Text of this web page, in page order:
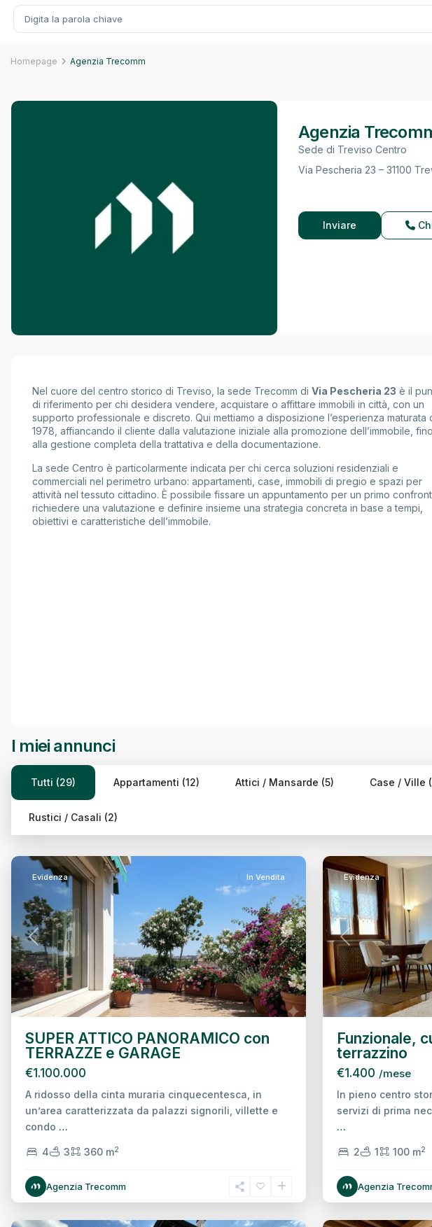
Homepage Agenzia Trecomm
Agenzia
Sede di Treviso Centro
Via Pescheria 23 – 31100
Inviare
Nel cuore del centro storico di Treviso, la sede Trecomm di Via Pescheria 23 è il
di riferimento per chi desidera vendere, acquistare o affittare immobili in città, con un
supporto professionale e discreto. Qui mettiamo a disposizione l’esperienza maturata
1978, affiancando il cliente dalla valutazione iniziale alla promozione dell’immobile, fino
alla gestione completa della trattativa e della documentazione.
La sede Centro è particolarmente indicata per chi cerca soluzioni residenziali e
commerciali nel perimetro urbano: appartamenti, case, immobili di pregio e spazi per
attività nel tessuto cittadino. È possibile fissare un appuntamento per un primo
richiedere una valutazione e definire insieme una strategia concreta in base a tempi,
obiettivi e caratteristiche dell’immobile.
I miei annunci
Tutti (29) Appartamenti (12) Attici / Mansarde (5) Case / Ville
Rustici / Casali (2)
Intorno
Previous Next
Evidenza In Vendita
SUPER ATTICO PANORAMICO con
TERRAZZE e GARAGE
€1.100.000
A ridosso della cinta muraria cinquecentesca, in
un’area caratterizzata da palazzi signorili, villette e
condo …
4 3 360 m2
Agenzia Trecomm
Previous
Evidenza
Funzionale,
terrazzino
€1.400 /mese
In pieno centro
servizi di prima
…
2 1 100 m2
Agenzia
Intorno
Mura,
Centro
Storico,